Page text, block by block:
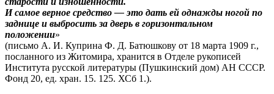
И самое верное средство — это дать ей однажды ногой по
заднице и выбросить за дверь в горизонтальном
положении»
(письмо А. И. Куприна Ф. Д. Батюшкову от 18 марта 1909 г.,
посланного из Житомира, хранится в Отделе рукописей
Института русской литературы (Пушкинский дом) АH СССР.
Фонд 20, ед. хран. 15. 125. ХСб 1.).